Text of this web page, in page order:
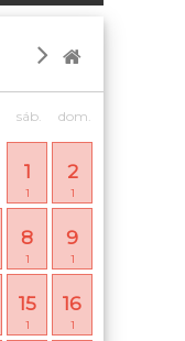
sáb. dom.
1
1
2
1
8
1
9
1
15
1
16
1